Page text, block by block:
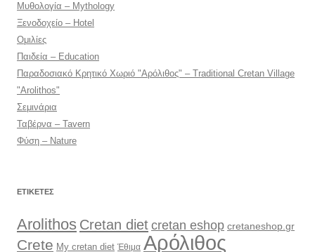
Μυθολογία – Mythology
Ξενοδοχείο – Hotel
Ομιλίες
Παιδεία – Education
Παραδοσιακό Κρητικό Χωριό "Αρόλιθος" – Traditional Cretan Village
"Arolithos"
Σεμινάρια
Ταβέρνα – Tavern
Φύση – Nature
ΕΤΙΚΈΤΕΣ
Arolithos Cretan dietcretan eshop cretaneshop.gr
Crete My cretan diet Έθιμα Αρόλιθος